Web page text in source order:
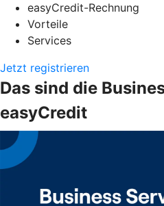
easyCredit-Rechnung
Vorteile
Services
Jetzt registrieren
Das sind die
easyCredit